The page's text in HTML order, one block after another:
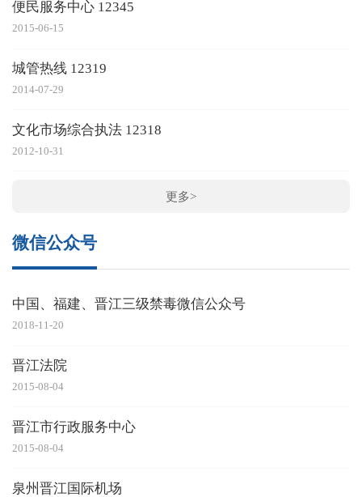
便民服务中心 12345
2015-06-15
城管热线 12319
2014-07-29
文化市场综合执法 12318
2012-10-31
更多>
微信公众号
中国、福建、晋江三级禁毒微信公众号
2018-11-20
晋江法院
2015-08-04
晋江市行政服务中心
2015-08-04
泉州晋江国际机场